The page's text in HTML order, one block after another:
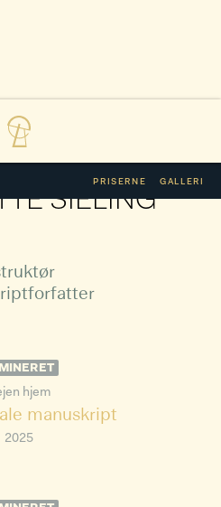
PRISERNE GALLERI
SIELING
hjem
manuskript
2025